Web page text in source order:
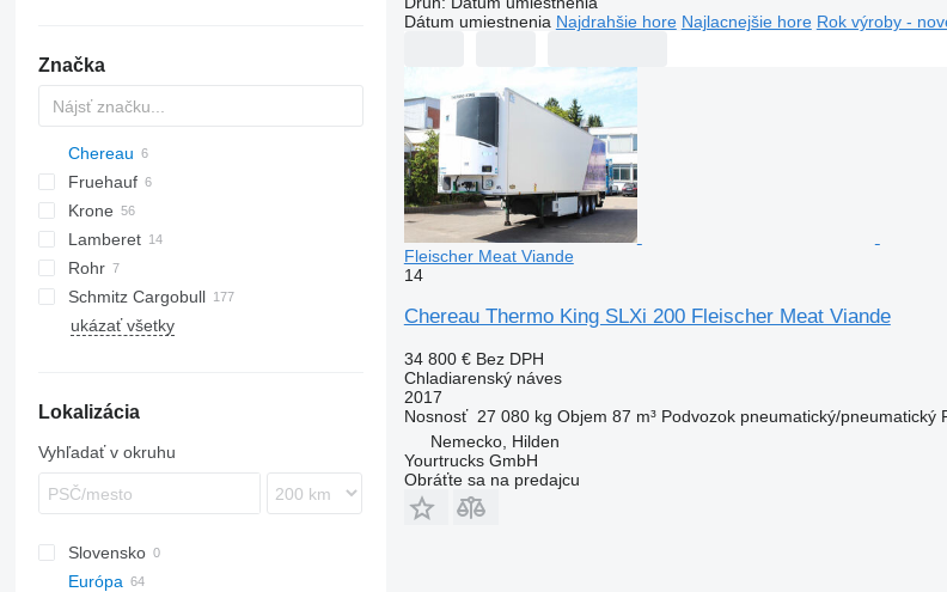
Značka
AS
Chereau
T-series
Fruehauf
Krone
SD
SDR
TKS
ZVKA
Lamberet
LVFS
SR2
MPS
Rohr
Schmitz Cargobull
KO
SCB
SPA
F-series
ukázať všetky
Lokalizácia
Vyhľadať v okruhu
Slovensko
Európa
Dátum umiestnenia Najdrahšie hore Najlacnejšie hore Rok výroby -
Fleischer Meat Viande
14
Chereau Thermo King SLXi 200 Fleischer Meat Viande
34 800 € Bez DPH
Chladiarenský náves
2017
Nosnosť 27 080 kg Objem 87 m³ Podvozok pneumatický/pneumatický
Nemecko, Hilden
Yourtrucks GmbH
Obráťte sa na predajcu